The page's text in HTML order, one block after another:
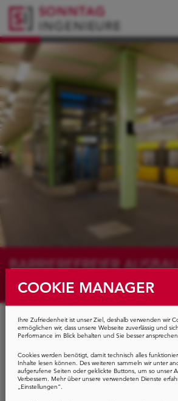
BARRIEREFREIER
SAMARITERSTRASSE
Barrierefreier Ausbau,
Aufzugs in den Bestand
Tunneldecke
COOKIE MANAGER
Ihre Zufriedenheit ist unser Ziel, deshalb verwenden wir
ermöglichen wir, dass unsere Webseite zuverlässig und
Performance im Blick behalten und Sie besser
Cookies werden benötigt, damit technisch alles
Inhalte lesen können. Des weiteren sammeln wir unter
aufgerufene Seiten oder geklickte Buttons, um so unser
Verbessern. Mehr über unsere verwendeten Dienste
„Einstellungen“.